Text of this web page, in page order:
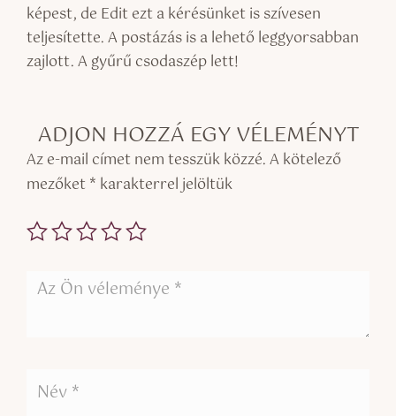
képest, de Edit ezt a kérésünket is szívesen
teljesítette. A postázás is a lehető leggyorsabban
zajlott. A gyűrű csodaszép lett!
ADJON HOZZÁ EGY VÉLEMÉNYT
Az e-mail címet nem tesszük közzé.A kötelező
mezőket * karakterrel jelöltük